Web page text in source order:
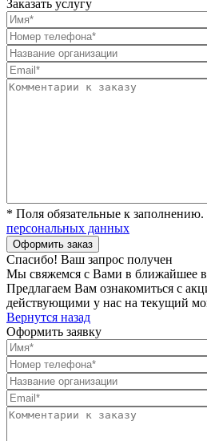
Заказать услугу
* Поля обязательные к заполнению.
персональных данных
Спасибо! Ваш запрос получен
Мы свяжемся с Вами в ближайшее
Предлагаем Вам ознакомиться с
действующими у нас на текущий
Вернутся назад
Оформить заявку